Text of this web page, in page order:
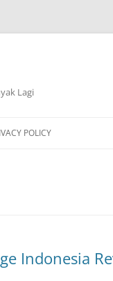
Lagi
POLICY
Indonesia